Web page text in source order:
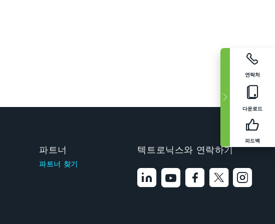
연락처
다운로드
피드백
파트너
파트너 찾기
텍트로닉스와 연락하기